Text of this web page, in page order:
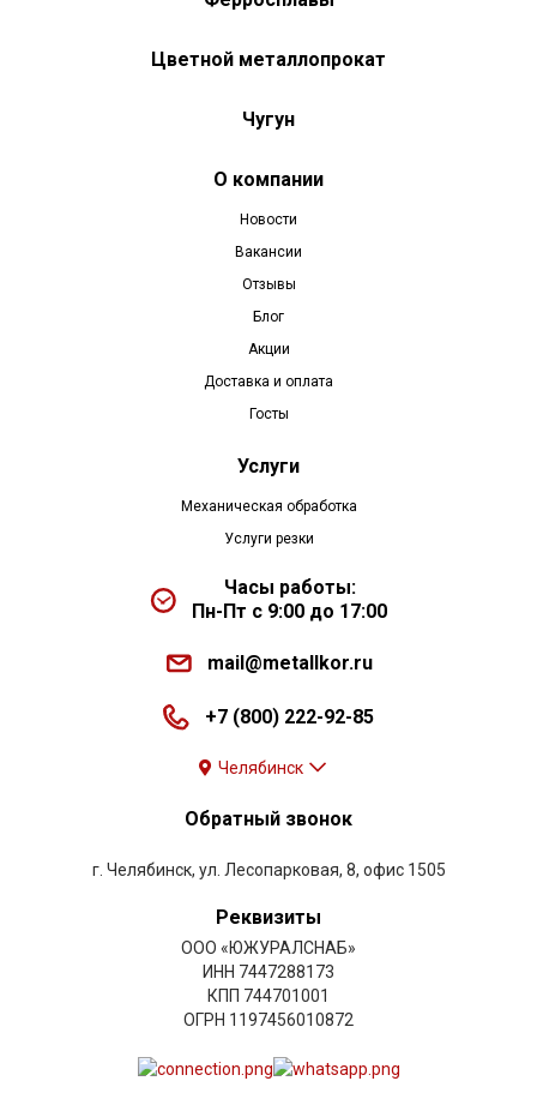
Цветной металлопрокат
Чугун
О компании
Новости
Вакансии
Отзывы
Блог
Акции
Доставка и оплата
Госты
Услуги
Механическая обработка
Услуги резки
Часы работы:
Пн-Пт с 9:00 до 17:00
mail@metallkor.ru
+7 (800) 222-92-85
Челябинск
Обратный звонок
г. Челябинск, ул. Лесопарковая, 8, офис 1505
Реквизиты
ООО «ЮЖУРАЛСНАБ»
ИНН 7447288173
КПП 744701001
ОГРН 1197456010872